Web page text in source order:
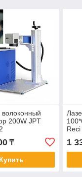
200W JPT
₸
Купить
Reci
1